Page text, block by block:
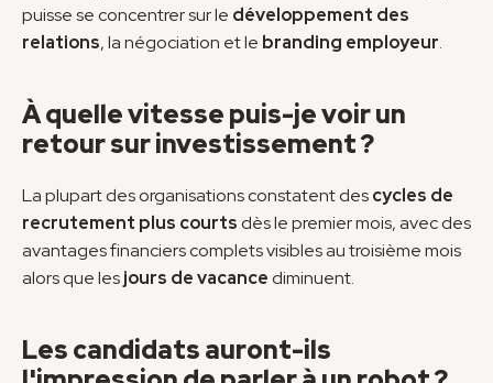
puisse se concentrer sur le développement des
relations, la négociation et le branding employeur.
À quelle vitesse puis-je voir un
retour sur investissement ?
La plupart des organisations constatent des cycles de
recrutement plus courts dès le premier mois, avec des
avantages financiers complets visibles au troisième mois
alors que les jours de vacance diminuent.
Les candidats auront-ils